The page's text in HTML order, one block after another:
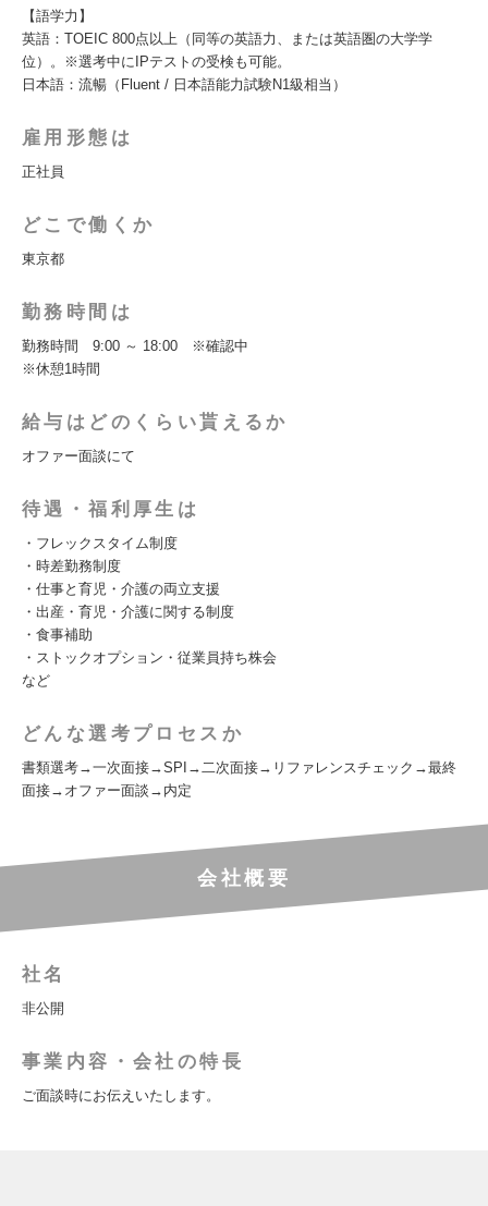
【語学力】
英語：TOEIC 800点以上（同等の英語力、または英語圏の大学学
位）。※選考中にIPテストの受検も可能。
日本語：流暢（Fluent / 日本語能力試験N1級相当）
雇用形態は
正社員
どこで働くか
東京都
勤務時間は
勤務時間 9:00 ～ 18:00 ※確認中
※休憩1時間
給与はどのくらい貰えるか
オファー面談にて
待遇・福利厚生は
・フレックスタイム制度
・時差勤務制度
・仕事と育児・介護の両立支援
・出産・育児・介護に関する制度
・食事補助
・ストックオプション・従業員持ち株会
など
どんな選考プロセスか
書類選考→一次面接→SPI→二次面接→リファレンスチェック→最終
面接→オファー面談→内定
会社概要
社名
非公開
事業内容・会社の特長
ご面談時にお伝えいたします。